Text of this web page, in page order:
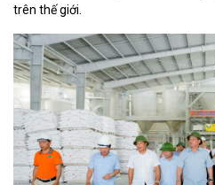
trên thế giới.